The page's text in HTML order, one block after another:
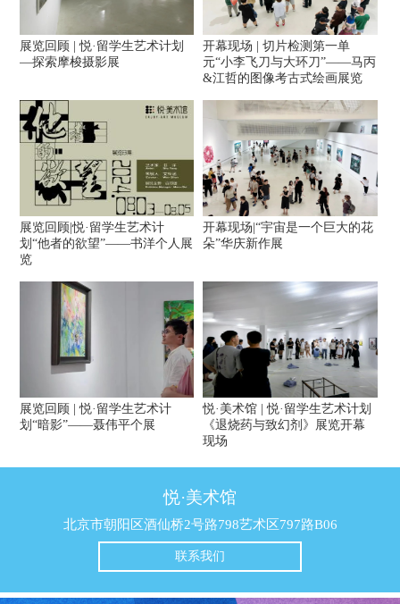
展览回顾 | 悦·留学生艺术计划
—探索摩梭摄影展
开幕现场 | 切片检测第一单
元“小李飞刀与大环刀”——马丙
&江哲的图像考古式绘画展览
展览回顾|悦·留学生艺术计
划“他者的欲望”——书洋个人展
览
开幕现场|“宇宙是一个巨大的花
朵”华庆新作展
展览回顾 | 悦·留学生艺术计
划“暗影”——聂伟平个展
悦·美术馆 | 悦·留学生艺术计划
《退烧药与致幻剂》展览开幕
现场
悦·美术馆
北京市朝阳区酒仙桥2号路798艺术区797路B06
联系我们